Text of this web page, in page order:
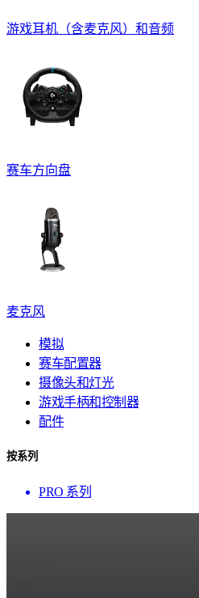
游戏耳机（含麦克风）和音频
赛车方向盘
麦克风
模拟
赛车配置器
摄像头和灯光
游戏手柄和控制器
配件
按系列
PRO 系列